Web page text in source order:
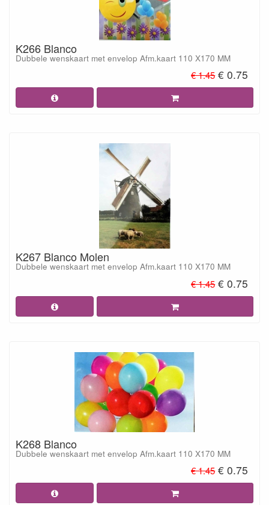
K266 Blanco
Dubbele wenskaart met envelop Afm.kaart 110 X170 MM
€ 1.45 € 0.75
K267 Blanco Molen
Dubbele wenskaart met envelop Afm.kaart 110 X170 MM
€ 1.45 € 0.75
K268 Blanco
Dubbele wenskaart met envelop Afm.kaart 110 X170 MM
€ 1.45 € 0.75